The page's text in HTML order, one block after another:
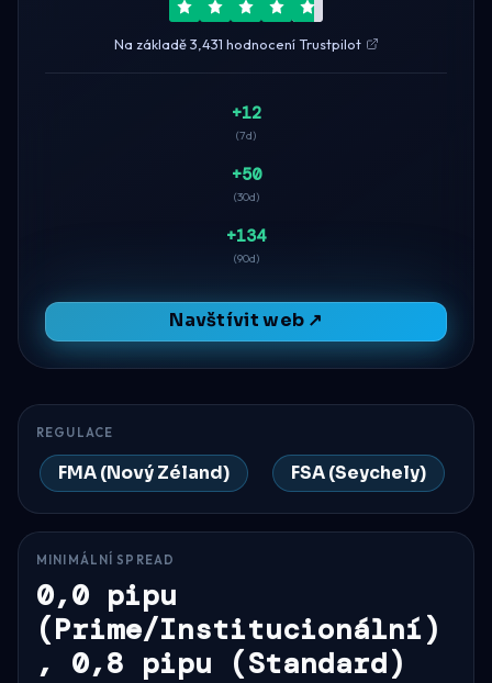
Na základě 3,431 hodnocení Trustpilot
+12
(7d)
+50
(30d)
+134
(90d)
Navštívit web ↗
REGULACE
FMA (Nový Zéland) FSA (Seychely)
MINIMÁLNÍ SPREAD
0,0 pipu
(Prime/Institucionální)
, 0,8 pipu (Standard)